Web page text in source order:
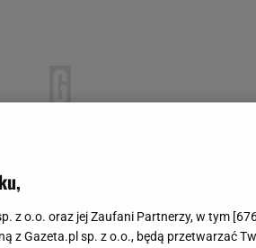
z o.o. oraz jej Zaufani Partnerzy, w tym [
z Gazeta.pl sp. z o.o., będą przetwarzać